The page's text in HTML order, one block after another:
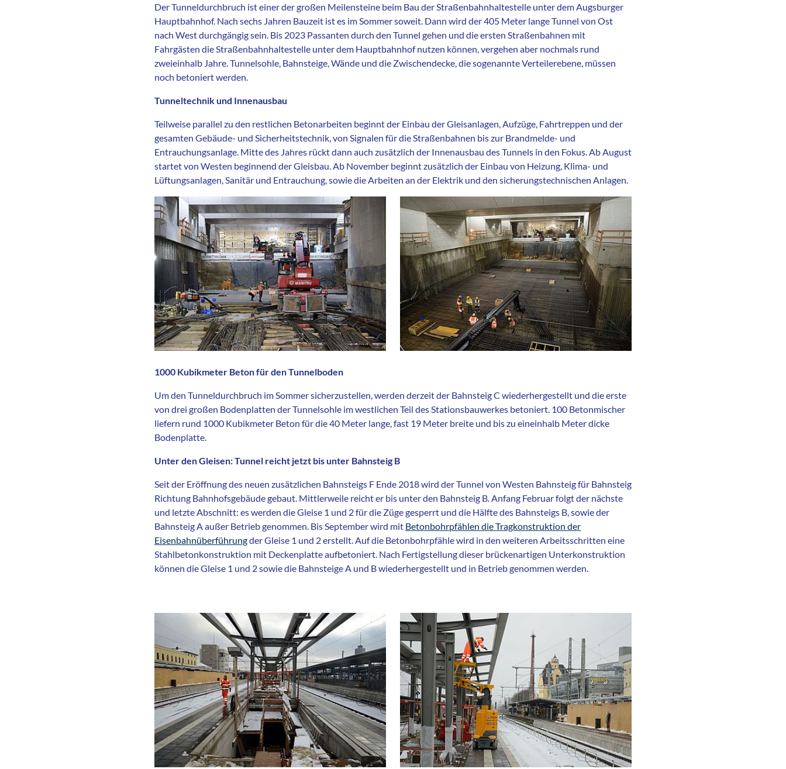
Der Tunneldurchbruch ist einer der großen Meilensteine beim Bau der Straßenbahnhaltestelle unter dem Augsburger
Hauptbahnhof. Nach sechs Jahren Bauzeit ist es im Sommer soweit. Dann wird der 405 Meter lange Tunnel von Ost
nach West durchgängig sein. Bis 2023 Passanten durch den Tunnel gehen und die ersten Straßenbahnen mit
Fahrgästen die Straßenbahnhaltestelle unter dem Hauptbahnhof nutzen können, vergehen aber nochmals rund
zweieinhalb Jahre. Tunnelsohle, Bahnsteige, Wände und die Zwischendecke, die sogenannte Verteilerebene, müssen
noch betoniert werden.
Tunneltechnik und Innenausbau
Teilweise parallel zu den restlichen Betonarbeiten beginnt der Einbau der Gleisanlagen, Aufzüge, Fahrtreppen und der
gesamten Gebäude- und Sicherheitstechnik, von Signalen für die Straßenbahnen bis zur Brandmelde- und
Entrauchungsanlage. Mitte des Jahres rückt dann auch zusätzlich der Innenausbau des Tunnels in den Fokus. Ab August
startet von Westen beginnend der Gleisbau. Ab November beginnt zusätzlich der Einbau von Heizung, Klima- und
Lüftungsanlagen, Sanitär und Entrauchung, sowie die Arbeiten an der Elektrik und den sicherungstechnischen Anlagen.
1000 Kubikmeter Beton für den Tunnelboden
Um den Tunneldurchbruch im Sommer sicherzustellen, werden derzeit der Bahnsteig C wiederhergestellt und die erste
von drei großen Bodenplatten der Tunnelsohle im westlichen Teil des Stationsbauwerkes betoniert. 100 Betonmischer
liefern rund 1000 Kubikmeter Beton für die 40 Meter lange, fast 19 Meter breite und bis zu eineinhalb Meter dicke
Bodenplatte.
Unter den Gleisen: Tunnel reicht jetzt bis unter Bahnsteig B
Seit der Eröffnung des neuen zusätzlichen Bahnsteigs F Ende 2018 wird der Tunnel von Westen Bahnsteig für Bahnsteig
Richtung Bahnhofsgebäude gebaut. Mittlerweile reicht er bis unter den Bahnsteig B. Anfang Februar folgt der nächste
und letzte Abschnitt: es werden die Gleise 1 und 2 für die Züge gesperrt und die Hälfte des Bahnsteigs B, sowie der
Bahnsteig A außer Betrieb genommen. Bis September wird mit Betonbohrpfählen die Tragkonstruktion der
Eisenbahnüberführungder Gleise 1 und 2 erstellt. Auf die Betonbohrpfähle wird in den weiteren Arbeitsschritten eine
Stahlbetonkonstruktion mit Deckenplatte aufbetoniert. Nach Fertigstellung dieser brückenartigen Unterkonstruktion
können die Gleise 1 und 2 sowie die Bahnsteige A und B wiederhergestellt und in Betrieb genommen werden.